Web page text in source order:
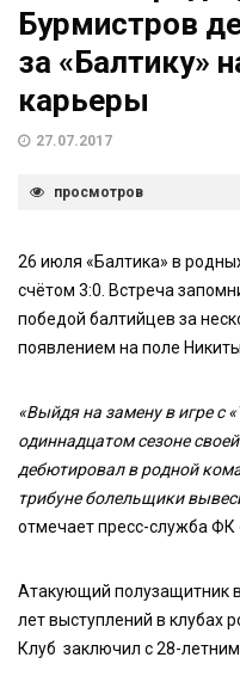
Бурмистров
за «Балтику»
карьеры
27.07.2017
просмотров
26 июля «Балтика» в
счётом 3:0. Встреча
победой балтийцев за
появлением на поле
«Выйдя на замену в игре с
одиннадцатом сезоне
дебютировал в родной
трибуне болельщики
отмечает пресс-служба ФК
Атакующий полузащитник
лет выступлений в клубах
Клуб заключил с 28-